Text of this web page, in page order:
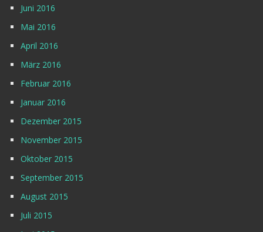
Juni 2016
Mai 2016
April 2016
März 2016
Februar 2016
Januar 2016
Dezember 2015
November 2015
Oktober 2015
September 2015
August 2015
Juli 2015